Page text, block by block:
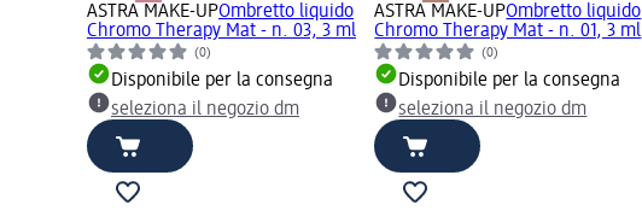
ASTRA MAKE-UPOmbretto liquido
Chromo Therapy Mat - n. 03, 3 ml
(0)
Disponibile per la consegna
seleziona il negozio dm
ASTRA MAKE-UPOmbretto liquido
Chromo Therapy Mat - n. 01, 3 ml
(0)
Disponibile per la consegna
seleziona il negozio dm